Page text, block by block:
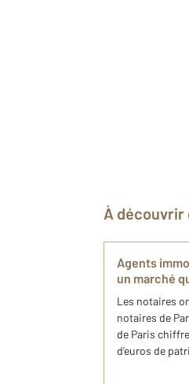
À
Agents
un marché
Les notaires
notaires de
de Paris
d’euros de